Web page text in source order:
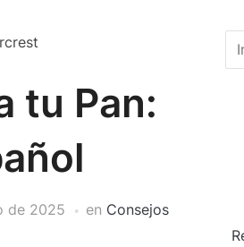
tu Pan:
de 2025 en Consejos